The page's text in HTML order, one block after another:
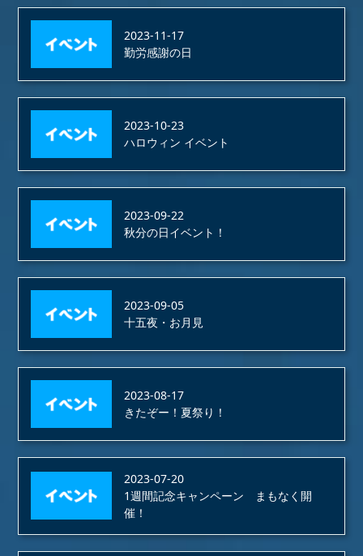
2023-11-17
勤労感謝の日
2023-10-23
ハロウィン イベント
2023-09-22
秋分の日イベント！
2023-09-05
十五夜・お月見
2023-08-17
きたぞー！夏祭り！
2023-07-20
1週間記念キャンペーン まもなく開
催！